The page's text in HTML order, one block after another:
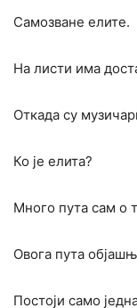
Самозване елите.
На листи има
Откада су
Ко је елита?
Много пута сам о
Овога пута
Постоји само